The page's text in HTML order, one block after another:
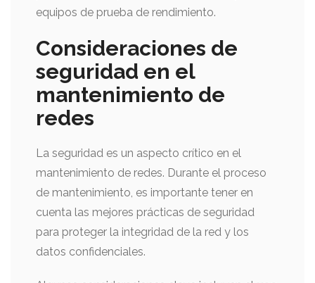
equipos de prueba de rendimiento.
Consideraciones de
seguridad en el
mantenimiento de
redes
La seguridad es un aspecto crítico en el
mantenimiento de redes. Durante el proceso
de mantenimiento, es importante tener en
cuenta las mejores prácticas de seguridad
para proteger la integridad de la red y los
datos confidenciales.